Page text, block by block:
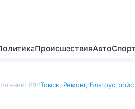
ПроисшествияАвтоСпорт
894Томск, Ремонт,